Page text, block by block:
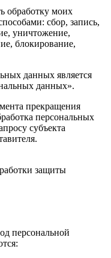
обработку моих
сбор, запись,
уничтожение,
блокирование,
данных является
данных».
прекращения
персональных
субъекта
защиты
персональной